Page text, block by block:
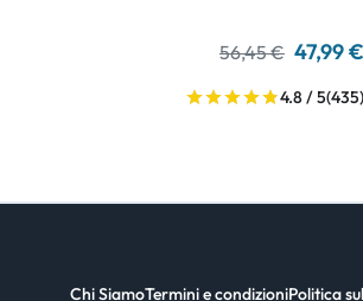
56,45 € 47,99 €
4.8 / 5(435)
Chi SiamoTermini e condizioniPolitica